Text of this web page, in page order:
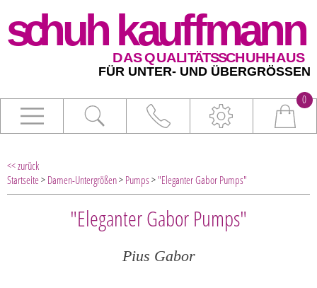
0
<< zurück
Startseite> Damen-Untergrößen> Pumps> "Eleganter Gabor Pumps"
"Eleganter Gabor Pumps"
Pius Gabor